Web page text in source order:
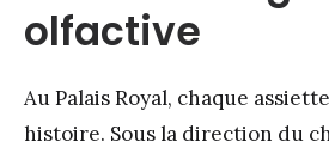
olfactive
Au Palais Royal, chaque
histoire. Sous la direction du